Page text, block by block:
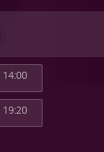
14:00
19:20